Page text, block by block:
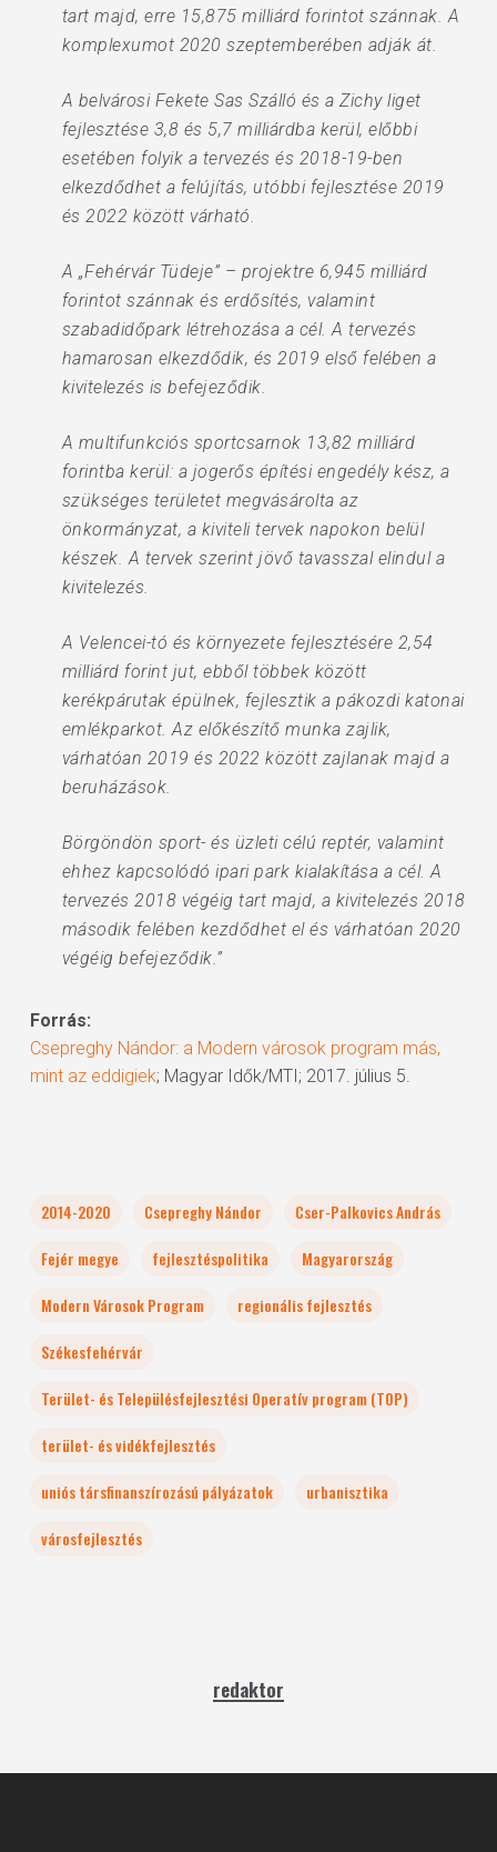
tart majd, erre 15,875 milliárd forintot szánnak. A
komplexumot 2020 szeptemberében adják át.
A belvárosi Fekete Sas Szálló és a Zichy liget
fejlesztése 3,8 és 5,7 milliárdba kerül, előbbi
esetében folyik a tervezés és 2018-19-ben
elkezdődhet a felújítás, utóbbi fejlesztése 2019
és 2022 között várható.
A „Fehérvár Tüdeje” – projektre 6,945 milliárd
forintot szánnak és erdősítés, valamint
szabadidőpark létrehozása a cél. A tervezés
hamarosan elkezdődik, és 2019 első felében a
kivitelezés is befejeződik.
A multifunkciós sportcsarnok 13,82 milliárd
forintba kerül: a jogerős építési engedély kész, a
szükséges területet megvásárolta az
önkormányzat, a kiviteli tervek napokon belül
készek. A tervek szerint jövő tavasszal elindul a
kivitelezés.
A Velencei-tó és környezete fejlesztésére 2,54
milliárd forint jut, ebből többek között
kerékpárutak épülnek, fejlesztik a pákozdi katonai
emlékparkot. Az előkészítő munka zajlik,
várhatóan 2019 és 2022 között zajlanak majd a
beruházások.
Börgöndön sport- és üzleti célú reptér, valamint
ehhez kapcsolódó ipari park kialakítása a cél. A
tervezés 2018 végéig tart majd, a kivitelezés 2018
második felében kezdődhet el és várhatóan 2020
végéig befejeződik.”
Forrás:
Csepreghy Nándor: a Modern városok program más,
mint az eddigiek; Magyar Idők/MTI; 2017. július 5.
2014-2020 Csepreghy Nándor
Cser-Palkovics András
Fejér megye
fejlesztéspolitika
Magyarország
Modern Városok Program
regionális fejlesztés
Székesfehérvár
Terület- és Településfejlesztési Operatív program (TOP)
terület- és vidékfejlesztés
uniós társfinanszírozású pályázatok
urbanisztika
városfejlesztés
redaktor